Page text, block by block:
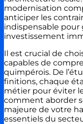
modernisation
anticiper les
indispensable pour
investissement
Il est crucial de
capables de
quimpérois. De
finitions, chaque
métier pour éviter
comment aborder
majeure de votre
essentiels du